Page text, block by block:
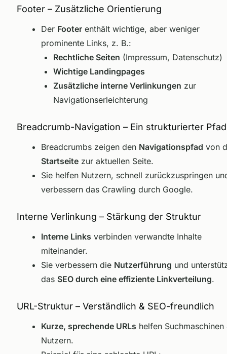
Footer – Zusätzliche Orientierung
Der Footerenthält wichtige, aber weniger
prominente Links, z. B.:
Rechtliche Seiten (Impressum, Datenschutz)
Wichtige Landingpages
Zusätzliche interne Verlinkungen zur
Navigationserleichterung
Breadcrumb-Navigation – Ein strukturierter Pfad
Breadcrumbs zeigen den Navigationspfad von
Startseitezur aktuellen Seite.
Sie helfen Nutzern, schnell zurückzuspringen
verbessern das Crawling durch Google.
Interne Verlinkung – Stärkung der Struktur
Interne Links verbinden verwandte Inhalte
miteinander.
Sie verbessern die Nutzerführung und
das SEO durch eine effiziente Linkverteilung.
URL-Struktur – Verständlich & SEO-freundlich
Kurze, sprechende URLs helfen Suchmaschinen
Nutzern.